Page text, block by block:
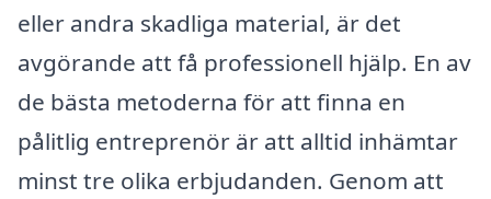
eller andra skadliga material, är det
avgörande att få professionell hjälp. En av
de bästa metoderna för att finna en
pålitlig entreprenör är att alltid inhämtar
minst tre olika erbjudanden. Genom att